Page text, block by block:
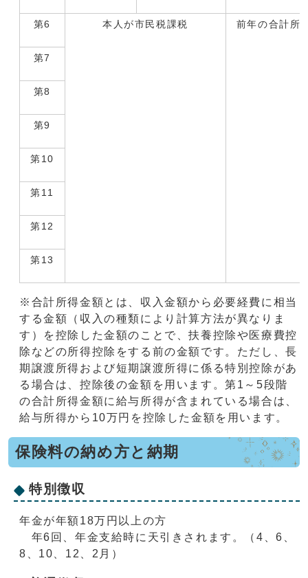
第6 本人が市民税課税 前年の合計所
第7
第8
第9
第10
第11
第12
第13
※合計所得金額とは、収入金額から必要経費に相当
する金額（収入の種類により計算方法が異なりま
す）を控除した金額のことで、扶養控除や医療費控
除などの所得控除をする前の金額です。ただし、長
期譲渡所得および短期譲渡所得に係る特別控除があ
る場合は、控除後の金額を用います。第1～5段階
の合計所得金額に給与所得が含まれている場合は、
給与所得から10万円を控除した金額を用います。
保険料の納め方と納期
特別徴収
年金が年額18万円以上の方
年6回、年金支給時に天引きされます。（4、6、
8、10、12、2月）